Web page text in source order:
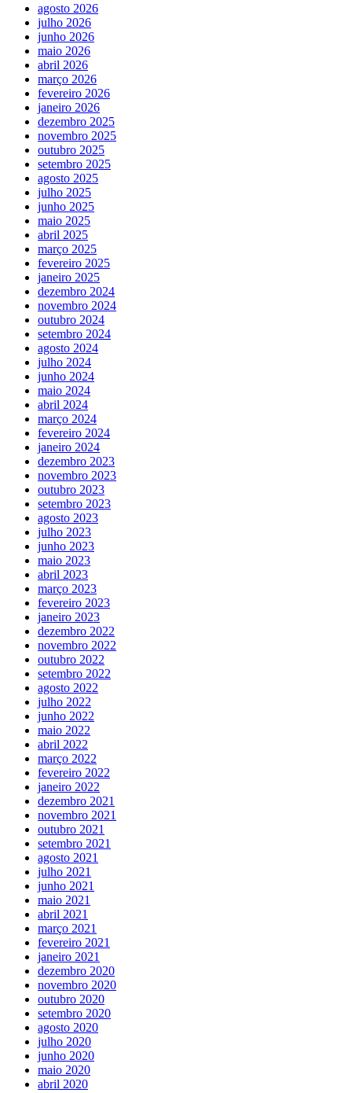
agosto 2026
julho 2026
junho 2026
maio 2026
abril 2026
março 2026
fevereiro 2026
janeiro 2026
dezembro 2025
novembro 2025
outubro 2025
setembro 2025
agosto 2025
julho 2025
junho 2025
maio 2025
abril 2025
março 2025
fevereiro 2025
janeiro 2025
dezembro 2024
novembro 2024
outubro 2024
setembro 2024
agosto 2024
julho 2024
junho 2024
maio 2024
abril 2024
março 2024
fevereiro 2024
janeiro 2024
dezembro 2023
novembro 2023
outubro 2023
setembro 2023
agosto 2023
julho 2023
junho 2023
maio 2023
abril 2023
março 2023
fevereiro 2023
janeiro 2023
dezembro 2022
novembro 2022
outubro 2022
setembro 2022
agosto 2022
julho 2022
junho 2022
maio 2022
abril 2022
março 2022
fevereiro 2022
janeiro 2022
dezembro 2021
novembro 2021
outubro 2021
setembro 2021
agosto 2021
julho 2021
junho 2021
maio 2021
abril 2021
março 2021
fevereiro 2021
janeiro 2021
dezembro 2020
novembro 2020
outubro 2020
setembro 2020
agosto 2020
julho 2020
junho 2020
maio 2020
abril 2020